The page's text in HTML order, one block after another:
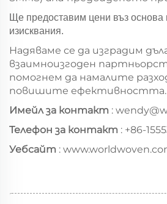
Ще предоставим цени въз основа
изисквания.
Надяваме се да изградим
взаимноизгоден
помогнем да намалите
повишите ефективността.
Имейл за контакт :
Телефон за контакт : +86-
Уебсайт :